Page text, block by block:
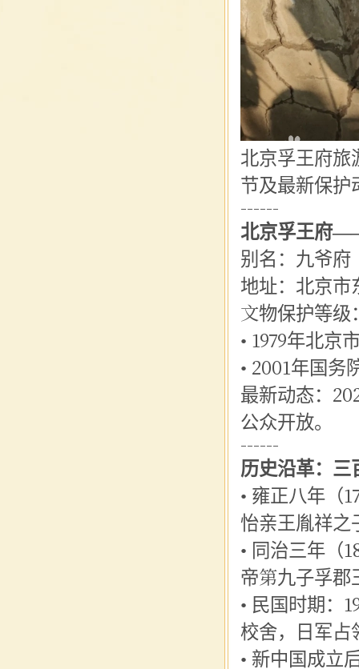
北京孚王府旅
节及最新保护
------
北京孚王府——
别名：九爷府
地址：北京市
文物保护等级
• 1979年北京
• 2001年国务
最新动态：
公众开放。
------
历史沿革：三
• 雍正八年（
怡亲王胤祥之
• 同治三年（
帝第九子孚郡
• 民国时期：
校舍，日军占
• 新中国成立